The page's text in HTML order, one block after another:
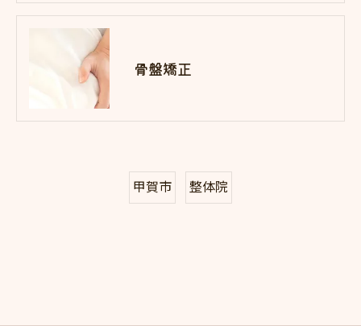
骨盤矯正
甲賀市 整体院